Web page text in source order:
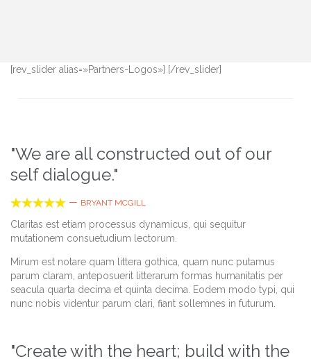
[rev_slider alias=»Partners-Logos»] [/rev_slider]
"We are all constructed out of our
self dialogue."
 — BRYANT MCGILL
Claritas est etiam processus dynamicus, qui sequitur
mutationem consuetudium lectorum.
Mirum est notare quam littera gothica, quam nunc putamus
parum claram, anteposuerit litterarum formas humanitatis per
seacula quarta decima et quinta decima. Eodem modo typi, qui
nunc nobis videntur parum clari, fiant sollemnes in futurum.
"Create with the heart; build with the